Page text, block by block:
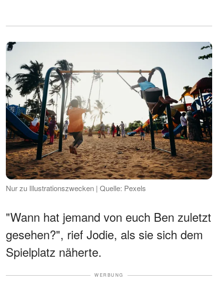
Nur zu Illustrationszwecken | Quelle: Pexels
"Wann hat jemand von euch Ben zuletzt
gesehen?", rief Jodie, als sie sich dem
Spielplatz näherte.
WERBUNG